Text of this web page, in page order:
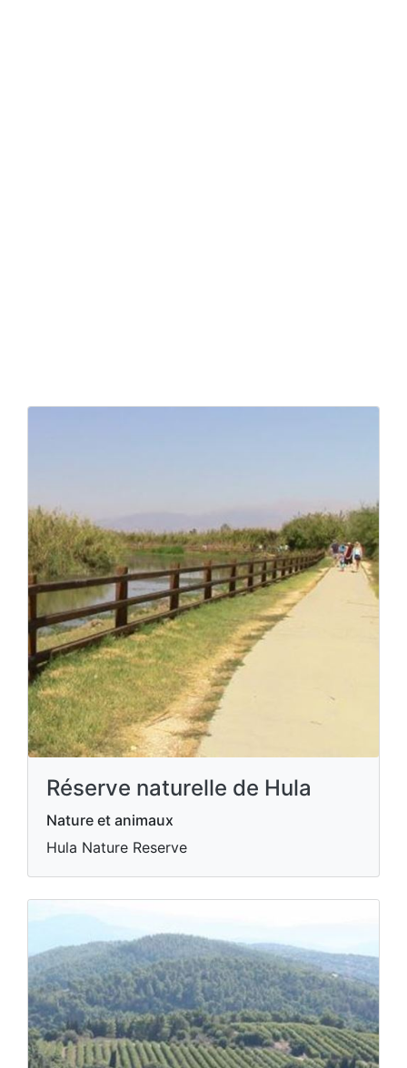
Réserve naturelle de Hula
Nature et animaux
Hula Nature Reserve